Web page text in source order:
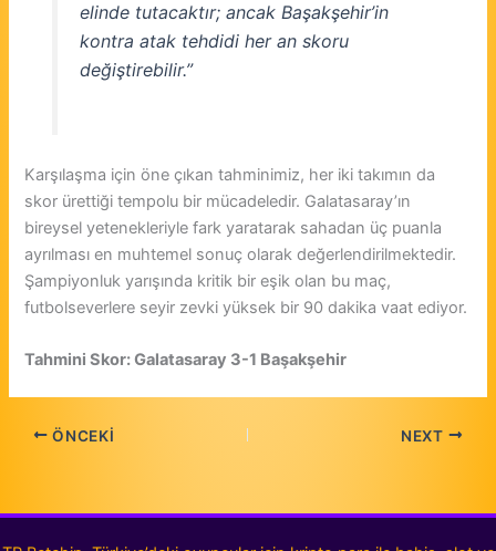
elinde tutacaktır; ancak Başakşehir’in
kontra atak tehdidi her an skoru
değiştirebilir.”
Karşılaşma için öne çıkan tahminimiz, her iki takımın da
skor ürettiği tempolu bir mücadeledir. Galatasaray’ın
bireysel yetenekleriyle fark yaratarak sahadan üç puanla
ayrılması en muhtemel sonuç olarak değerlendirilmektedir.
Şampiyonluk yarışında kritik bir eşik olan bu maç,
futbolseverlere seyir zevki yüksek bir 90 dakika vaat ediyor.
Tahmini Skor: Galatasaray 3-1 Başakşehir
ÖNCEKI NEXT